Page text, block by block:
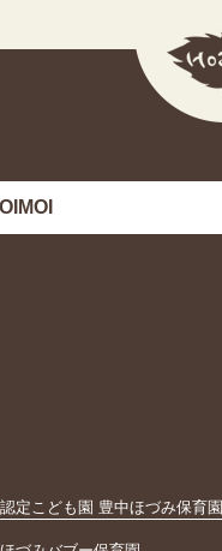
認定こども園 豊中ほづみ保育園